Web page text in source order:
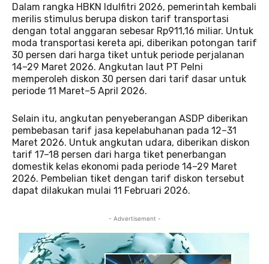
Dalam rangka HBKN Idulfitri 2026, pemerintah kembali
merilis stimulus berupa diskon tarif transportasi
dengan total anggaran sebesar Rp911,16 miliar. Untuk
moda transportasi kereta api, diberikan potongan tarif
30 persen dari harga tiket untuk periode perjalanan
14–29 Maret 2026. Angkutan laut PT Pelni
memperoleh diskon 30 persen dari tarif dasar untuk
periode 11 Maret–5 April 2026.
Selain itu, angkutan penyeberangan ASDP diberikan
pembebasan tarif jasa kepelabuhanan pada 12–31
Maret 2026. Untuk angkutan udara, diberikan diskon
tarif 17–18 persen dari harga tiket penerbangan
domestik kelas ekonomi pada periode 14–29 Maret
2026. Pembelian tiket dengan tarif diskon tersebut
dapat dilakukan mulai 11 Februari 2026.
- Advertisement -